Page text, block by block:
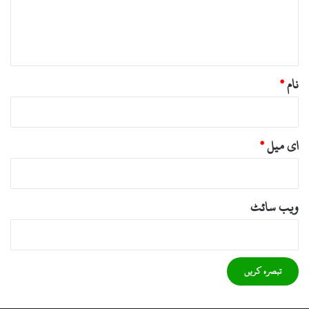
نام*
ای میل*
ویب‌ سائٹ